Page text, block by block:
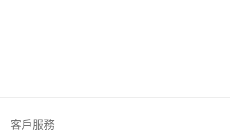
客戶服務